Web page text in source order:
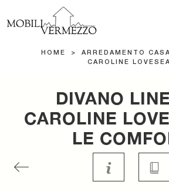
HOME > ARREDAMENTO
CAROLINE
DIVANO
CAROLINE
LE